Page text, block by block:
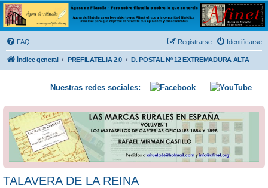
Ágora de Filatelia
Foro sobre filatelia o sobre lo que se tercie. Ágora de Filatelia es un foro abierto que Afinet
ofrece a la comunidad filatélica universal para que exprese libremente sus opiniones y
conocimientos
FAQ Identificarse
Registrarse
Índice general PREFILATELIA 2.0 D. POSTAL Nº 12 EXTREMADURA ALTA
Nuestras redes sociales:
TALAVERA DE LA REINA